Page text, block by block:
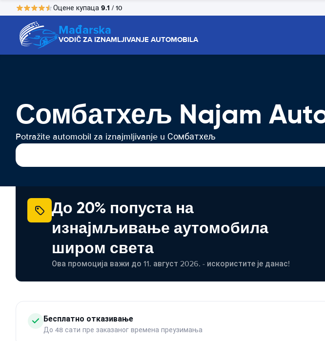
Оцене купаца 9.1 / 10
Mađarska
VODIČ ZA IZNAMLJIVANJE AUTOMOBILA
Сомбатхељ Najam
Potražite automobil za iznajmljivanje u Сомбатхељ
До 20% попуста на
изнајмљивање аутомобила
широм света
Ова промоција важи до 11. август 2026. - искористите је данас!
Бесплатно отказивање
До 48 сати пре заказаног времена преузимања